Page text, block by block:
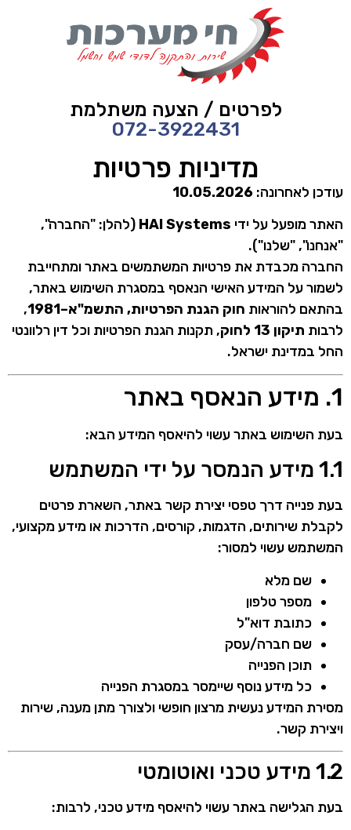
לפרטים / הצעה משתלמת
072-3922431
מדיניות פרטיות
עודכן לאחרונה: 10.05.2026
האתר מופעל על ידי HAI Systems (להלן: "החברה",
"אנחנו", "שלנו").
החברה מכבדת את פרטיות המשתמשים באתר ומתחייבת
לשמור על המידע האישי הנאסף במסגרת השימוש באתר,
בהתאם להוראות חוק הגנת הפרטיות, התשמ"א–1981
,
לרבות תיקון 13 לחוק
, תקנות הגנת הפרטיות וכל דין רלוונטי
החל במדינת ישראל.
1. מידע הנאסף באתר
בעת השימוש באתר עשוי להיאסף המידע הבא:
1.1 מידע הנמסר על ידי המשתמש
בעת פנייה דרך טפסי יצירת קשר באתר, השארת פרטים
לקבלת שירותים, הדגמות, קורסים, הדרכות או מידע מקצועי,
המשתמש עשוי למסור:
שם מלא
מספר טלפון
כתובת דוא"ל
שם חברה/עסק
תוכן הפנייה
כל מידע נוסף שיימסר במסגרת הפנייה
מסירת המידע נעשית מרצון חופשי ולצורך מתן מענה, שירות
ויצירת קשר.
1.2 מידע טכני ואוטומטי
בעת הגלישה באתר עשוי להיאסף מידע טכני, לרבות: